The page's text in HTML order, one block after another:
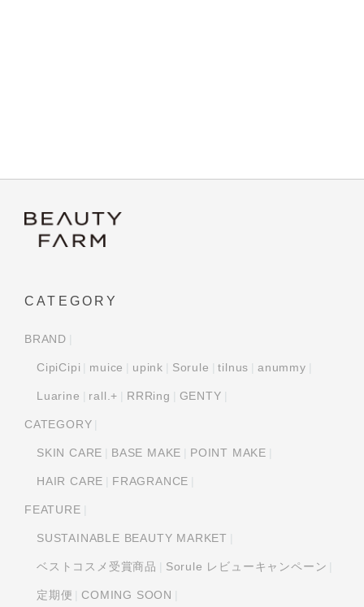
CATEGORY
BRAND
CipiCipi muice upink Sorule tilnus anummy
Luarine rall.+ RRRing GENTY
CATEGORY
SKIN CARE BASE MAKE POINT MAKE
HAIR CARE FRAGRANCE
FEATURE
SUSTAINABLE BEAUTY MARKET
ベストコスメ受賞商品 Sorule レビューキャンペーン
定期便 COMING SOON